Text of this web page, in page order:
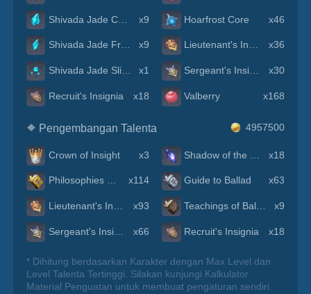
Shivada Jade Chunk x9 Hoarfrost Core x46
Shivada Jade Fragment x9 Lieutenant's Insignia x36
Shivada Jade Sliver x1 Sergeant's Insignia x30
Recruit's Insignia x18 Valberry x168
Pengembangan Talenta 4957500
Crown of Insight x3 x18
Philosophies of Ballad x114 Guide to Ballad x63
Lieutenant's Insignia x93 Teachings of Ballad x9
Sergeant's Insignia x66 Recruit's Insignia x18
* Dihitung berdasarkan Karakter dengan Max Level dan
Level Talenta Tertinggi. Silakan kunjungi Kalkulator
Material Penguatan untuk membuat pengaturan sendiri.